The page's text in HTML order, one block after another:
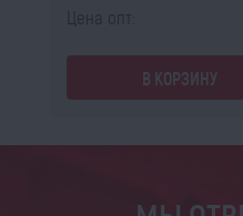
Цена опт:
В КОРЗИНУ